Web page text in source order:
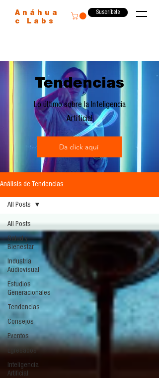
Anáhua
c Labs
Suscríbete
Tendencias
Lo último sobre la Inteligencia
Artificial
Da click aquí
Análisis de Tendencias
All Posts
Salud y
Bienestar
Industria
Audiovisual
Estudios
Generacionales
Tendencias
Consejos
Eventos
Egresados
Inteligencia
Artificial
All Posts